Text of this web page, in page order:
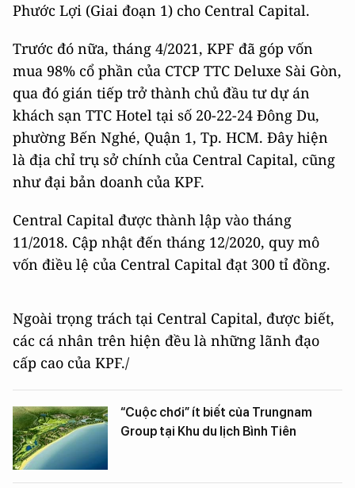
Phước Lợi (Giai đoạn 1) cho Central Capital.
Trước đó nữa, tháng 4/2021, KPF đã góp vốn
mua 98% cổ phần của CTCP TTC Deluxe Sài Gòn,
qua đó gián tiếp trở thành chủ đầu tư dự án
khách sạn TTC Hotel tại số 20-22-24 Đông Du,
phường Bến Nghé, Quận 1, Tp. HCM. Đây hiện
là địa chỉ trụ sở chính của Central Capital, cũng
như đại bản doanh của KPF.
Central Capital được thành lập vào tháng
11/2018. Cập nhật đến tháng 12/2020, quy mô
vốn điều lệ của Central Capital đạt 300 tỉ đồng.
Ngoài trọng trách tại Central Capital, được biết,
các cá nhân trên hiện đều là những lãnh đạo
cấp cao của KPF./
“Cuộc chơi” ít biết của Trungnam
Group tại Khu du lịch Bình Tiên